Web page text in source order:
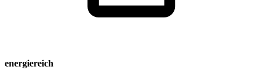
energiereich